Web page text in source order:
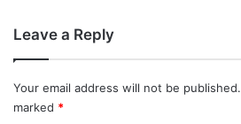
Leave a Reply
Your email address will not be published.
marked *